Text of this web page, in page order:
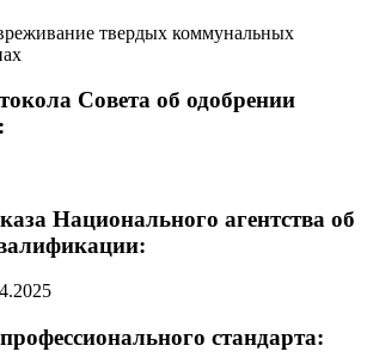
твердых коммунальных
Совета об одобрении
Национального агентства об
стандарта: